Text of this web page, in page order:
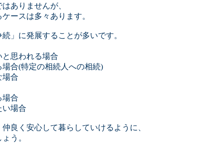
ありませんが、
ースは多々あります。
」に発展することが多いです。
思われる場合
合(特定の相続人への相続)
場合
場合
い場合
良く安心して暮らしていけるように、
う。